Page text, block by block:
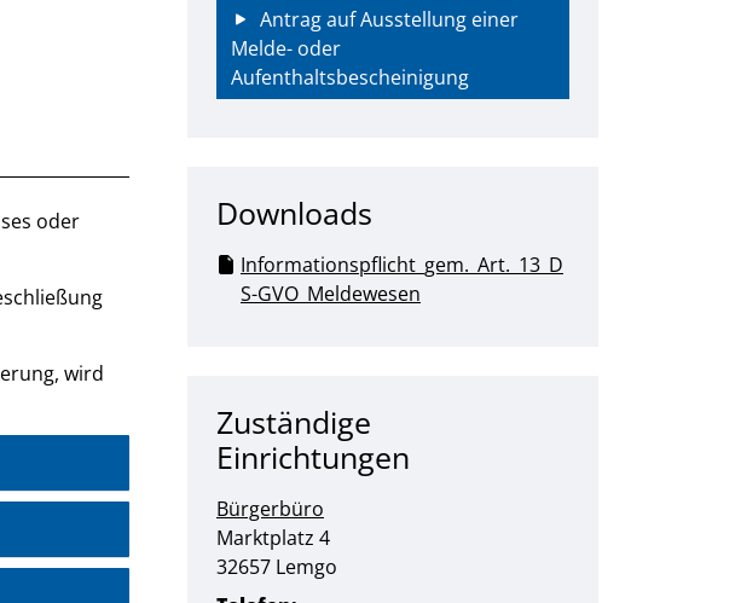
oder
wird
Antrag auf Ausstellung einer
Melde- oder
Aufenthaltsbescheinigung
Downloads
Informationspflicht_gem._Art._13_D
S-GVO_Meldewesen
Zuständige
Einrichtungen
Bürgerbüro
Straße:
Marktplatz Hausnummer:
4
PLZ:
32657 Ort:
Lemgo